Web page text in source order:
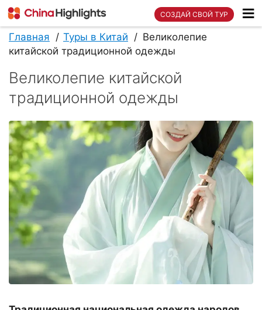
СОЗДАЙ СВОЙ ТУР
Главная Туры в Китай
Великолепие
китайской традиционной одежды
Великолепие китайской
традиционной одежды